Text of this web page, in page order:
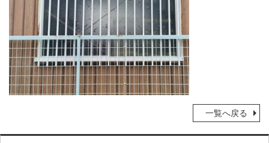
一覧へ戻る